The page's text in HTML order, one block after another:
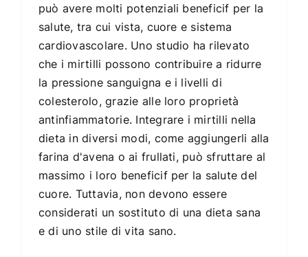
può avere molti potenziali beneficif per la
salute, tra cui vista, cuore e sistema
cardiovascolare. Uno studio ha rilevato
che i mirtilli possono contribuire a ridurre
la pressione sanguigna e i livelli di
colesterolo, grazie alle loro proprietà
antinfiammatorie. Integrare i mirtilli nella
dieta in diversi modi, come aggiungerli alla
farina d'avena o ai frullati, può sfruttare al
massimo i loro beneficif per la salute del
cuore. Tuttavia, non devono essere
considerati un sostituto di una dieta sana
e di uno stile di vita sano.